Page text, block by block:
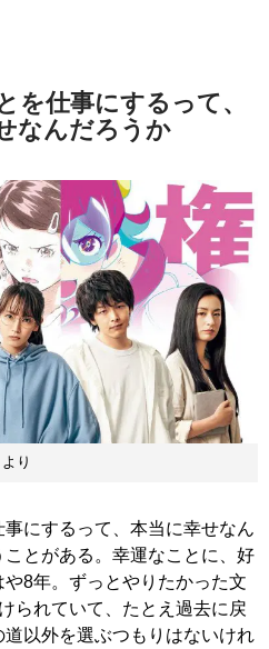
を仕事にするって、
なんだろうか
り
にするって、本当に幸せなん
ことがある。幸運なことに、好
や8年。ずっとやりたかった文
られていて、たとえ過去に戻
以外を選ぶつもりはないけれ